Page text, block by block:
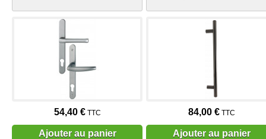
54,40 €TTC
Ajouter au panier
84,00 €TTC
Ajouter au panier